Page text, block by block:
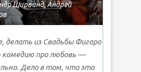
Ширвинд, Андрей
делать из Свадьбы Фигаро
комедию про любовь —
Дело в том, что это